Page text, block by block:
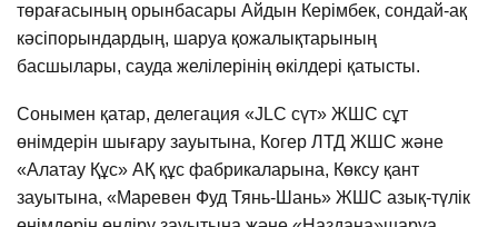
төрағасының орынбасары Айдын Керімбек, сондай-ақ
кәсіпорындардың, шаруа қожалықтарының
басшылары, сауда желілерінің өкілдері қатысты.
Сонымен қатар, делегация «JLC сүт» ЖШС сұт
өнімдерін шығару зауытына, Когер ЛТД ЖШС және
«Алатау Құс» АҚ құс фабрикаларына, Көксу қант
зауытына, «Маревен Фуд Тянь-Шань» ЖШС азық-түлік